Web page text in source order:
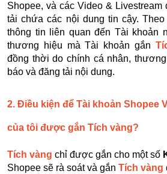
Shopee, và các Video & Livestream
tải chứa các nội dung tin cậy.
thông tin liên quan đến Tài khoản
thương hiệu mà Tài khoản gắn
đồng thời do chính cá nhân,
báo và đăng tải nội dung.
2. Điều kiện để Tài khoản Shopee
của tôi được gắn Tích vàng?
Tích vàng chỉ được gắn cho một số
Shopee sẽ rà soát và gắn Tích vàng